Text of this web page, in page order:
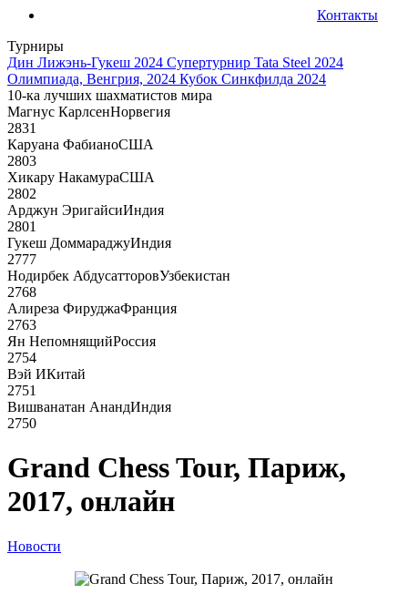
Контакты
Турниры
Дин Лижэнь-Гукеш 2024 Супертурнир Tata Steel 2024
Олимпиада, Венгрия, 2024 Кубок Синкфилда 2024
10-ка лучших шахматистов мира
Магнус КарлсенНорвегия
2831
Каруана ФабианоСША
2803
Хикару НакамураСША
2802
Арджун ЭригайсиИндия
2801
Гукеш ДоммараджуИндия
2777
Нодирбек АбдусатторовУзбекистан
2768
Алиреза ФируджаФранция
2763
Ян НепомнящийРоссия
2754
Вэй ИКитай
2751
Вишванатан АнандИндия
2750
Grand Chess Tour, Париж,
2017, онлайн
Новости